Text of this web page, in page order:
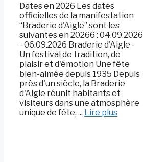
Dates en 2026 Les dates
officielles de la manifestation
“Braderie d'Aigle” sont les
suivantes en 20266 : 04.09.2026
- 06.09.2026 Braderie d'Aigle -
Un festival de tradition, de
plaisir et d'émotion Une fête
bien-aimée depuis 1935 Depuis
près d'un siècle, la Braderie
d'Aigle réunit habitants et
visiteurs dans une atmosphère
unique de fête, ... Lire plus